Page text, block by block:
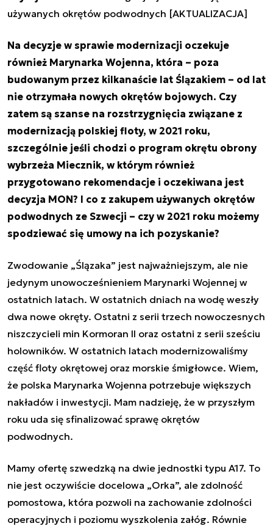
używanych okrętów podwodnych [AKTUALIZACJA]
Na decyzje w sprawie modernizacji oczekuje
również Marynarka Wojenna, która – poza
budowanym przez kilkanaście lat Ślązakiem – od lat
nie otrzymała nowych okrętów bojowych. Czy
zatem są szanse na rozstrzygnięcia związane z
modernizacją polskiej floty, w 2021 roku,
szczególnie jeśli chodzi o program okrętu obrony
wybrzeża Miecznik, w którym również
przygotowano rekomendacje i oczekiwana jest
decyzja MON? I co z zakupem używanych okrętów
podwodnych ze Szwecji – czy w 2021 roku możemy
spodziewać się umowy na ich pozyskanie?
Zwodowanie „Ślązaka” jest najważniejszym, ale nie
jedynym unowocześnieniem Marynarki Wojennej w
ostatnich latach. W ostatnich dniach na wodę weszły
dwa nowe okręty. Ostatni z serii trzech nowoczesnych
niszczycieli min Kormoran II oraz ostatni z serii sześciu
holowników. W ostatnich latach modernizowaliśmy
część floty okrętowej oraz morskie śmigłowce. Wiem,
że polska Marynarka Wojenna potrzebuje większych
nakładów i inwestycji. Mam nadzieję, że w przyszłym
roku uda się sfinalizować sprawę okrętów
podwodnych.
Mamy ofertę szwedzką na dwie jednostki typu A17. To
nie jest oczywiście docelowa „Orka”, ale zdolność
pomostowa, która pozwoli na zachowanie zdolności
operacyjnych i poziomu wyszkolenia załóg. Równie